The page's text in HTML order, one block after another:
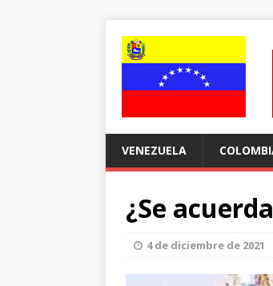
VENEZUELA
¿Se
4 de diciembre de 2021